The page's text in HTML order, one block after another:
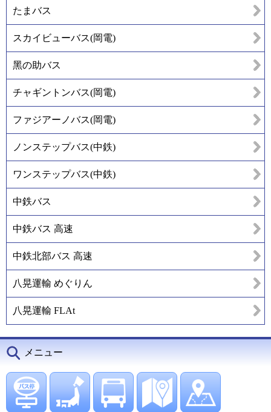
たまバス
スカイビューバス(岡電)
黑の助バス
チャギントンバス(岡電)
ファジアーノバス(岡電)
ノンステップバス(中鉄)
ワンステップバス(中鉄)
中鉄バス
中鉄バス 高速
中鉄北部バス 高速
八晃運輸 めぐりん
八晃運輸 FLAt
メニュー